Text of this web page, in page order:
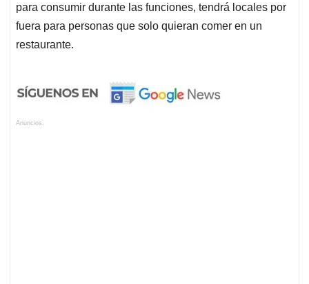
para consumir durante las funciones, tendrá locales por
fuera para personas que solo quieran comer en un
restaurante.
Anuncios.